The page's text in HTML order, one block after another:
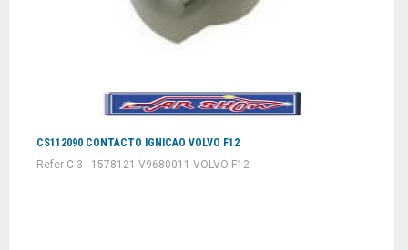
CS112090 CONTACTO IGNICAO VOLVO F12
Refer C 3 : 1578121 V9680011 VOLVO F12